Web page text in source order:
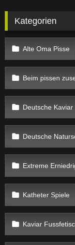
Kategorien
Alte Oma Pisse
Beim pissen
Deutsche Kaviar
Deutsche
Extreme
Katheter Spiele
Kaviar